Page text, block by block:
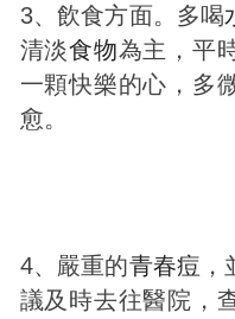
3、飲食方面。多喝
清淡食物為主，平
一顆快樂的心，多
愈。
4、嚴重的青春痘
議及時去往醫院，